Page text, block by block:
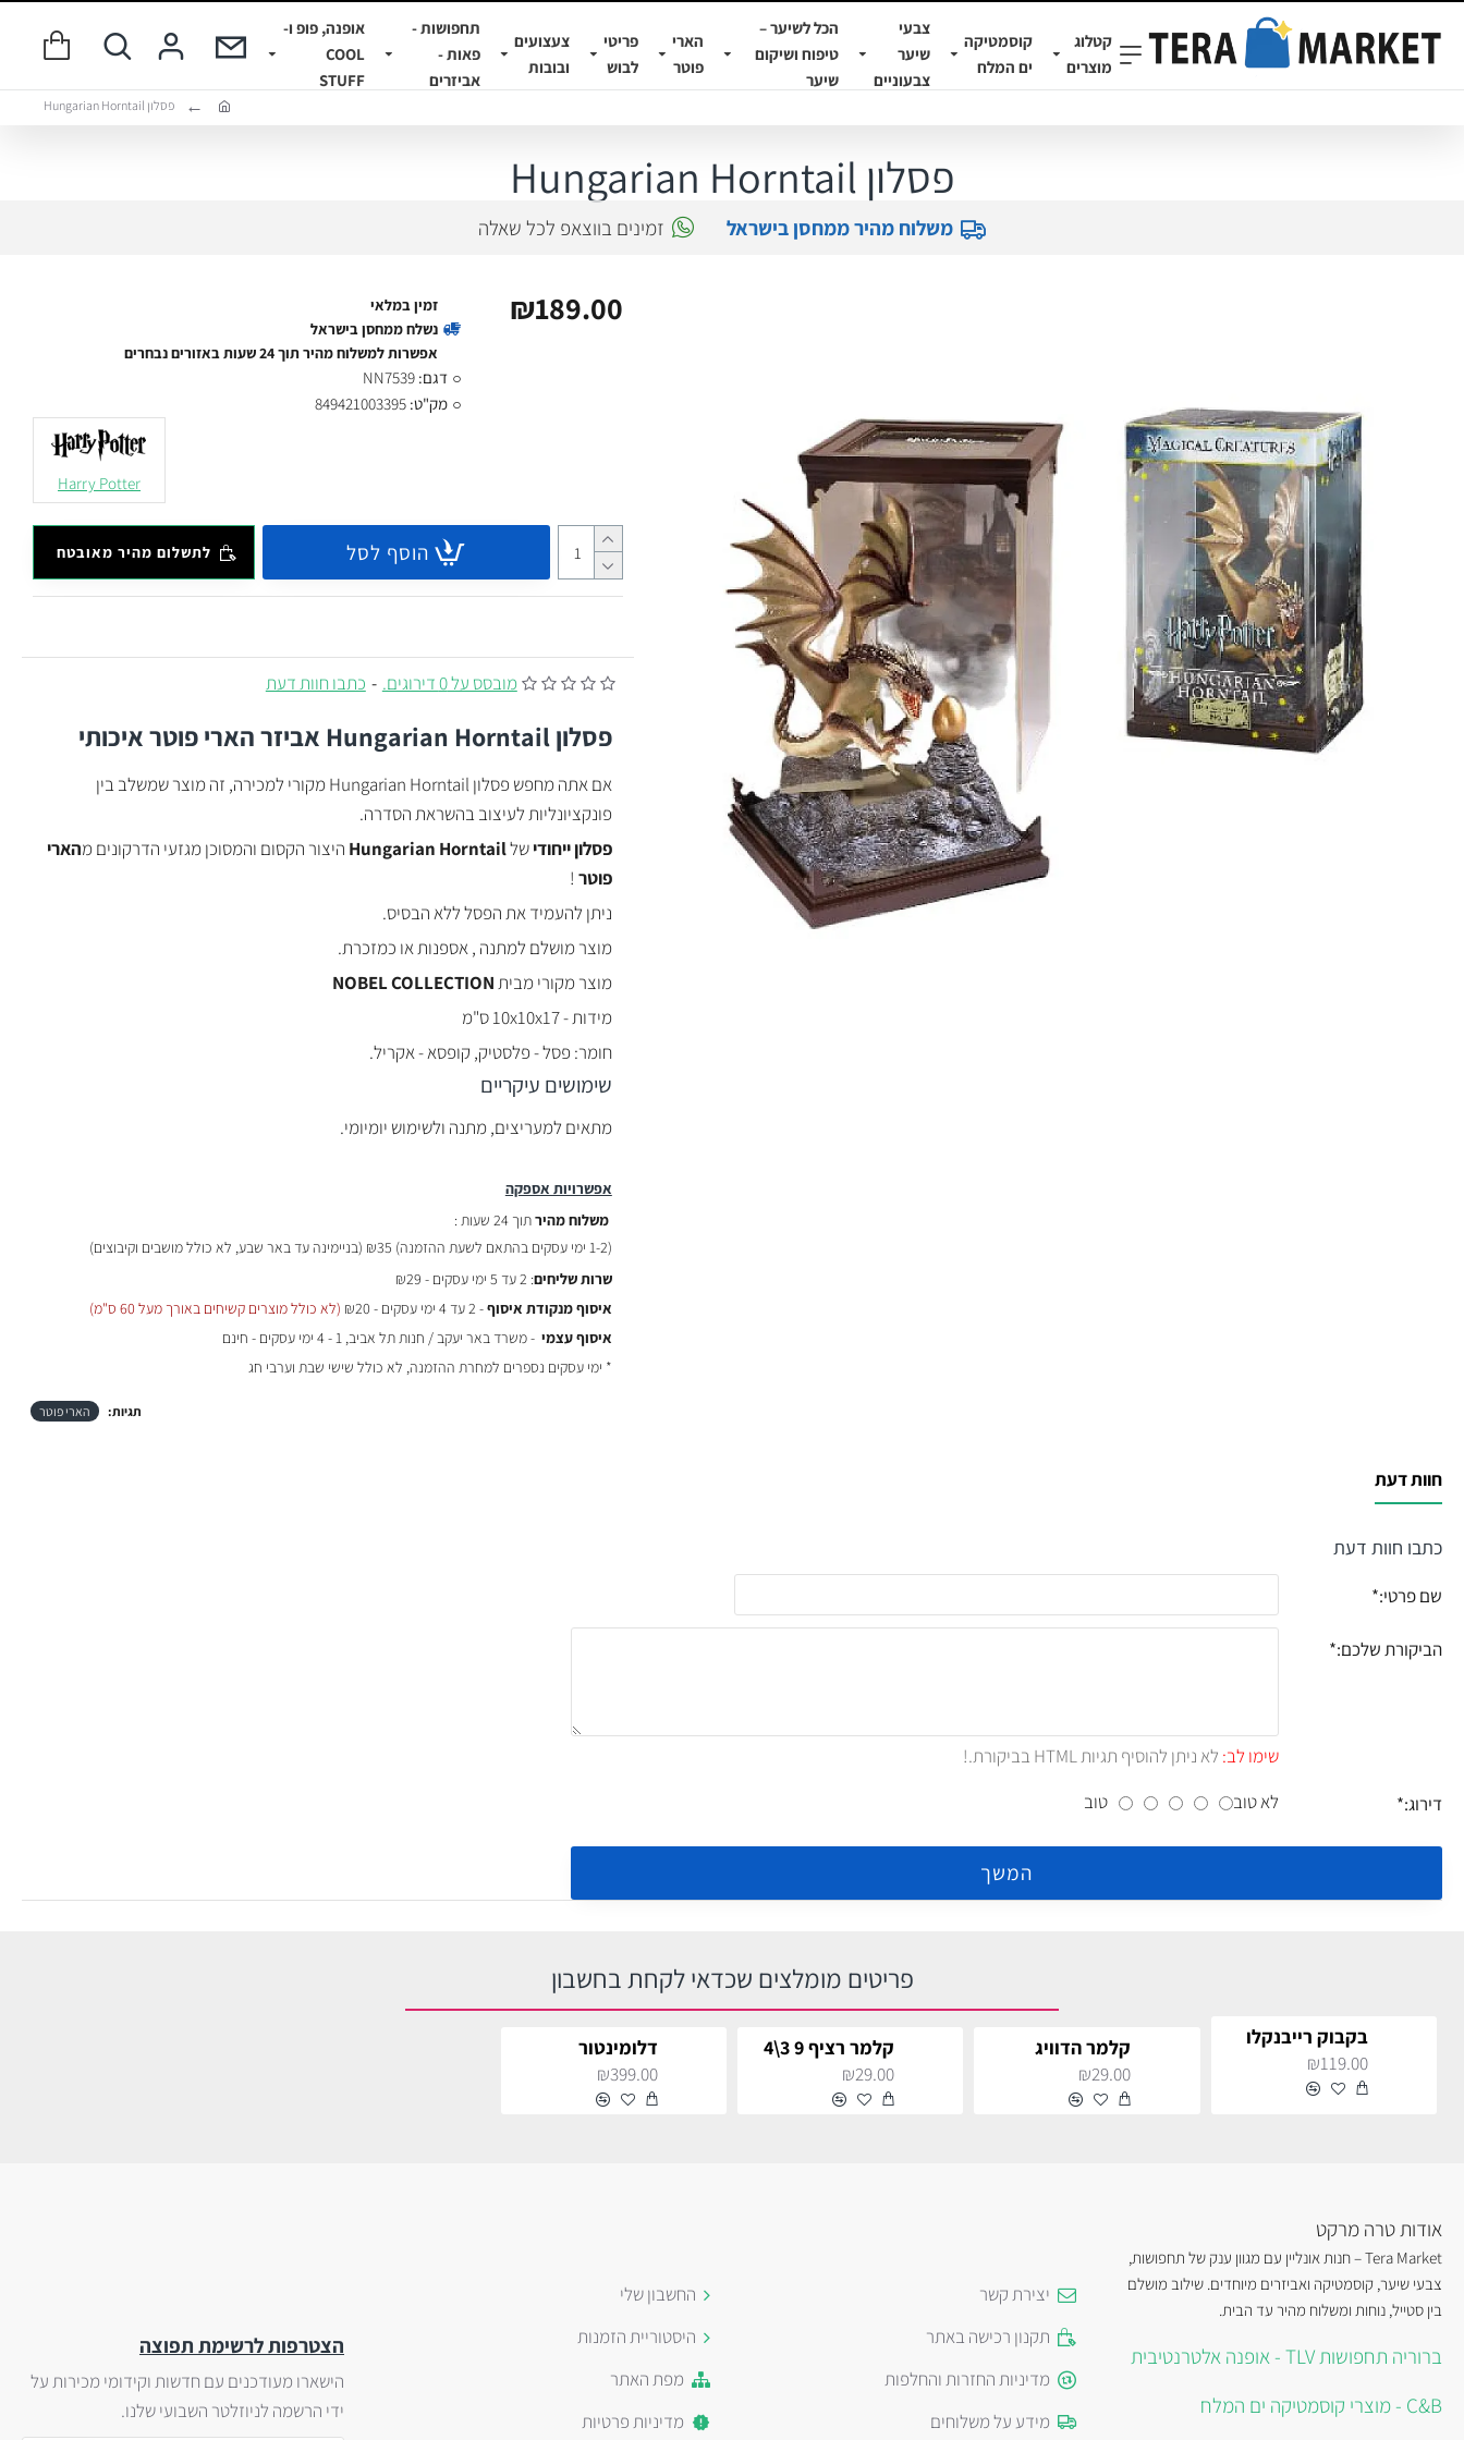
קטלוג
מוצרים
קוסמטיקה
ים המלח
צבעי
שיער
צבעוניים
הכל לשיער –
טיפוח ושיקום
שיער
הארי
פוטר
פריטי
לבוש
צעצועים
ובובות
תחפושות -
פאות -
אביזרים
אופנה, פופ ו-
COOL
STUFF
פסלון Hungarian Horntail
פסלון Hungarian Horntail
משלוח מהיר ממחסן בישראל זמינים בווצאפ לכל שאלה
מובסס על 0 דירוגים. - כתבו חוות דעת
₪189.00
זמין במלאי
נשלח ממחסן בישראל
אפשרות למשלוח מהיר תוך 24 שעות באזורים נבחרים
דגם: NN7539
מק"ט: 849421003395
Harry Potter
הוסף לסל לתשלום מהיר מאובטח
אפשרויות אספקה
משלוח מהירתוך 24 שעות :
(1-2 ימי עסקים בהתאם לשעת ההזמנה)
₪35 (בניימינה עד באר שבע, לא כולל מושבים וקיבוצים)
שרות שליחים: 2 עד 5 ימי עסקים - ₪29
איסוף מנקודת איסוף- 2 עד 4 ימי עסקים - ₪20
(לא כולל מוצרים קשיחים באורך מעל 60 ס"מ)
איסוף עצמי - משרד באר יעקב / חנות תל אביב, 1 - 4 ימי עסקים - חינם
* ימי עסקים נספרים למחרת ההזמנה, לא כולל שישי שבת וערבי חג
פסלון Hungarian Horntail אביזר הארי פוטר איכותי
אם אתה מחפש פסלון Hungarian Horntail מקורי למכירה, זה מוצר שמשלב בין
פונקציונליות לעיצוב בהשראת הסדרה.
פסלון ייחודישלHungarian Horntail היצור הקסום והמסוכן מגזעי הדרקונים מהארי
פוטר !
ניתן להעמיד את הפסל ללא הבסיס.
מוצר מושלם למתנה , אספנות או כמזכרת.
מוצר מקורי מביתNOBEL COLLECTION
מידות - 10x10x17 ס"מ
חומר: פסל - פלסטיק, קופסא - אקריל.
שימושים עיקריים
מתאים למעריצים, מתנה ולשימוש יומיומי.
תגיות: הארי פוטר
חוות דעת
כתבו חוות דעת
שם פרטי:
הביקורת שלכם:
שימו לב: לא ניתן להוסיף תגיות HTML בביקורת.!
דירוג:
לא טוב טוב
המשך
פריטים מומלצים שכדאי לקחת בחשבון
בקבוק רייבנקלו
₪119.00
קלמר הדוויג
₪29.00
קלמר רציף 9 3\4
₪29.00
דלומינטור
₪399.00
אודות טרה מרקט
Tera Market – חנות אונליין עם מגוון ענק של תחפושות,
צבעי שיער, קוסמטיקה ואביזרים מיוחדים. שילוב מושלם
בין סטייל, נוחות ומשלוח מהיר עד הבית.
ברוריה תחפושות TLV - אופנה אלטרנטיבית
C&B - מוצרי קוסמטיקה ים המלח
יצירת קשר
תקנון רכישה באתר
מדיניות החזרות והחלפות
מידע על משלוחים
החשבון שלי
היסטוריית הזמנות
מפת האתר
מדיניות פרטיות
הצטרפות לרשימת תפוצה
הישארו מעודכנים עם חדשות וקידומי מכירות על
ידי הרשמה לניוזלטר השבועי שלנו.